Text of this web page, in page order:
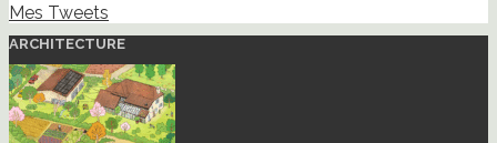
Mes Tweets
ARCHITECTURE